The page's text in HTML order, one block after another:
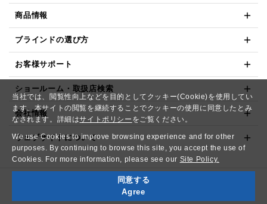
当社では、閲覧性向上などを目的としてクッキー(Cookie)を使用してい
ます。本サイトの閲覧を継続することでクッキーの使用に同意したとみ
なされます。詳細はサイトポリシー をご覧ください。
We use Cookies to improve browsing experience and for other
purposes. By continuing to browse this site, you accept the use of
Cookies. For more information, please see our Site Policy.
同意する
Agree
商品情報
ブラインドの選び方
お客様サポート
ショールーム・取扱店検索
会社情報
ウェブサイトについて
Copyright© NICHIBEI CO.,LTD. All Rights Reserved.